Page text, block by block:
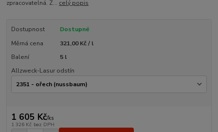
zpracovatelná. Z... celý popis
Dostupnost
Dostupné
Měrná cena
321,00 Kč / l
Balení
5 l
Allzweck-Lasur odstín
1 605 Kč/ks
1 326 Kč bez DPH